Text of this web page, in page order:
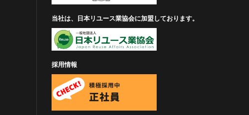
当社は、日本リユース業協会に加盟しております。
採用情報